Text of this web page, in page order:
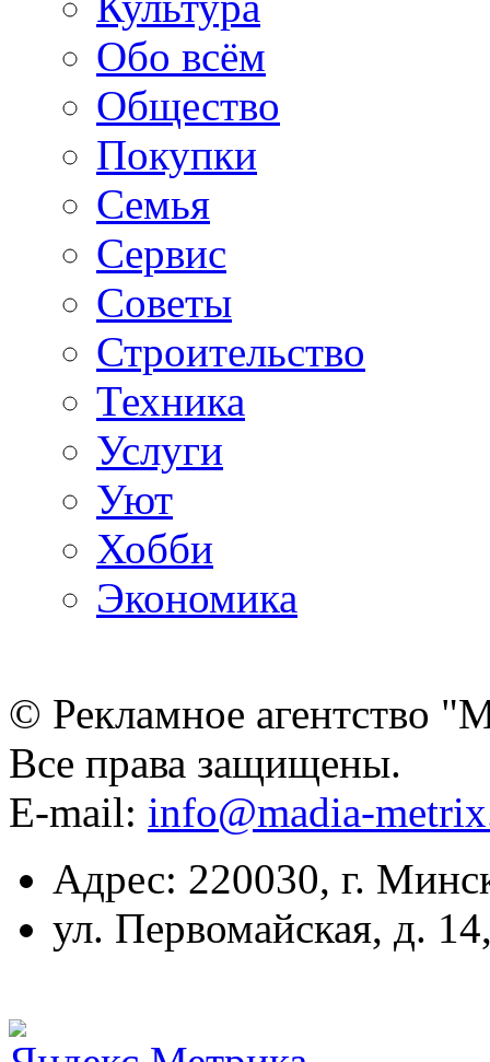
Обо всём
Общество
Покупки
Семья
Сервис
Советы
Строительство
Техника
Услуги
Уют
Хобби
Экономика
© Рекламное агентство
Все права защищены.
E-mail: info@madia-
Адрес: 220030, г.
ул. Первомайская, д.